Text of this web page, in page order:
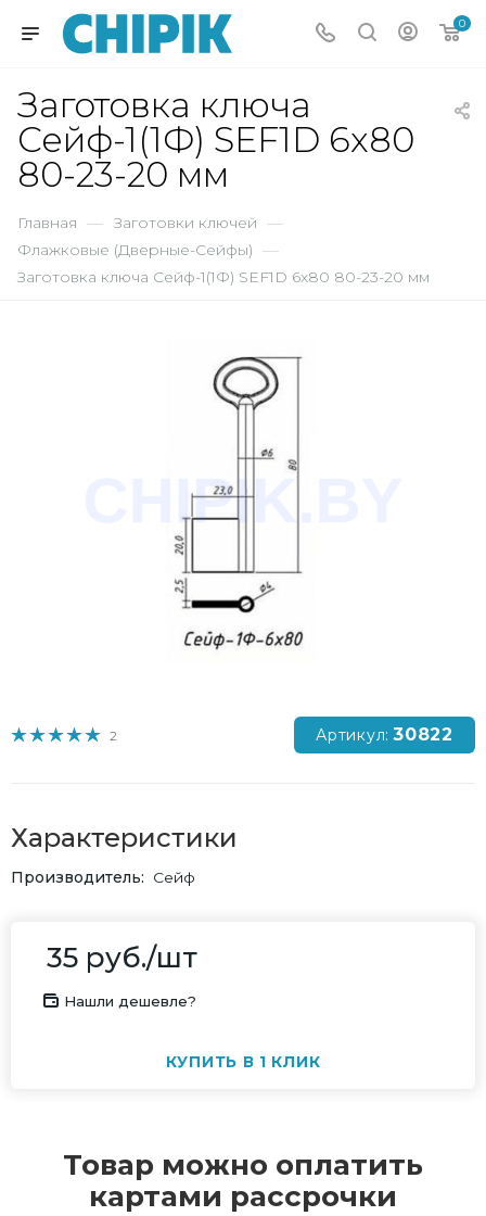
0
Заготовка ключа
Сейф-1(1Ф) SEF1D 6x80
80-23-20 мм
Главная — Заготовки ключей —
Флажковые (Дверные-Сейфы) —
Заготовка ключа Сейф-1(1Ф) SEF1D 6x80 80-23-20 мм
2 Артикул: 30822
Характеристики
Производитель Сейф
35 руб./шт
Нашли дешевле?
КУПИТЬ В 1 КЛИК
Товар можно оплатить
картами рассрочки